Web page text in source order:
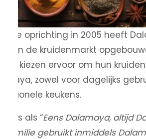
de oprichting in 2005 heeft
in de kruidenmarkt
kiezen ervoor om hun
zowel voor dagelijks
keukens.
als “Eens Dalamaya, altijd
familie gebruikt inmiddels